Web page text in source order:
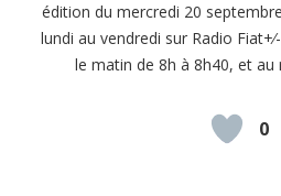
RSS FEED
SHARE
LINK
édition du mercredi 20
lundi au vendredi sur Radio
le matin de 8h à 8h40, et au
0